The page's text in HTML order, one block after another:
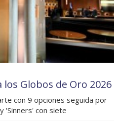
Globos de Oro 2026
con 9 opciones seguida por
'Sinners' con siete